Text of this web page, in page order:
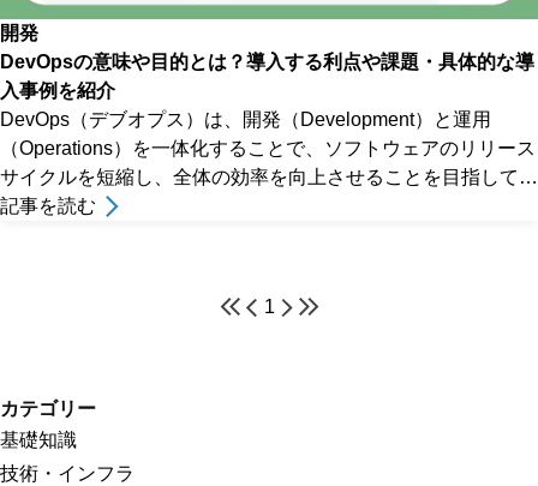
開発
DevOpsの意味や目的とは？導入する利点や課題・具体的な導
入事例を紹介
DevOps（デブオプス）は、開発（Development）と運用
（Operations）を一体化することで、ソフトウェアのリリース
サイクルを短縮し、全体の効率を向上させることを目指してい
ます。
記事を読む
1
カテゴリー
基礎知識
技術・インフラ